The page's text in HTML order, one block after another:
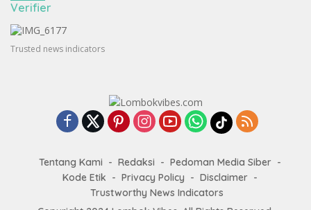
Verifier
Trusted news indicators
Tentang Kami Redaksi
Pedoman Media Siber
Kode Etik
Privacy Policy
Disclaimer
Trustworthy News Indicators